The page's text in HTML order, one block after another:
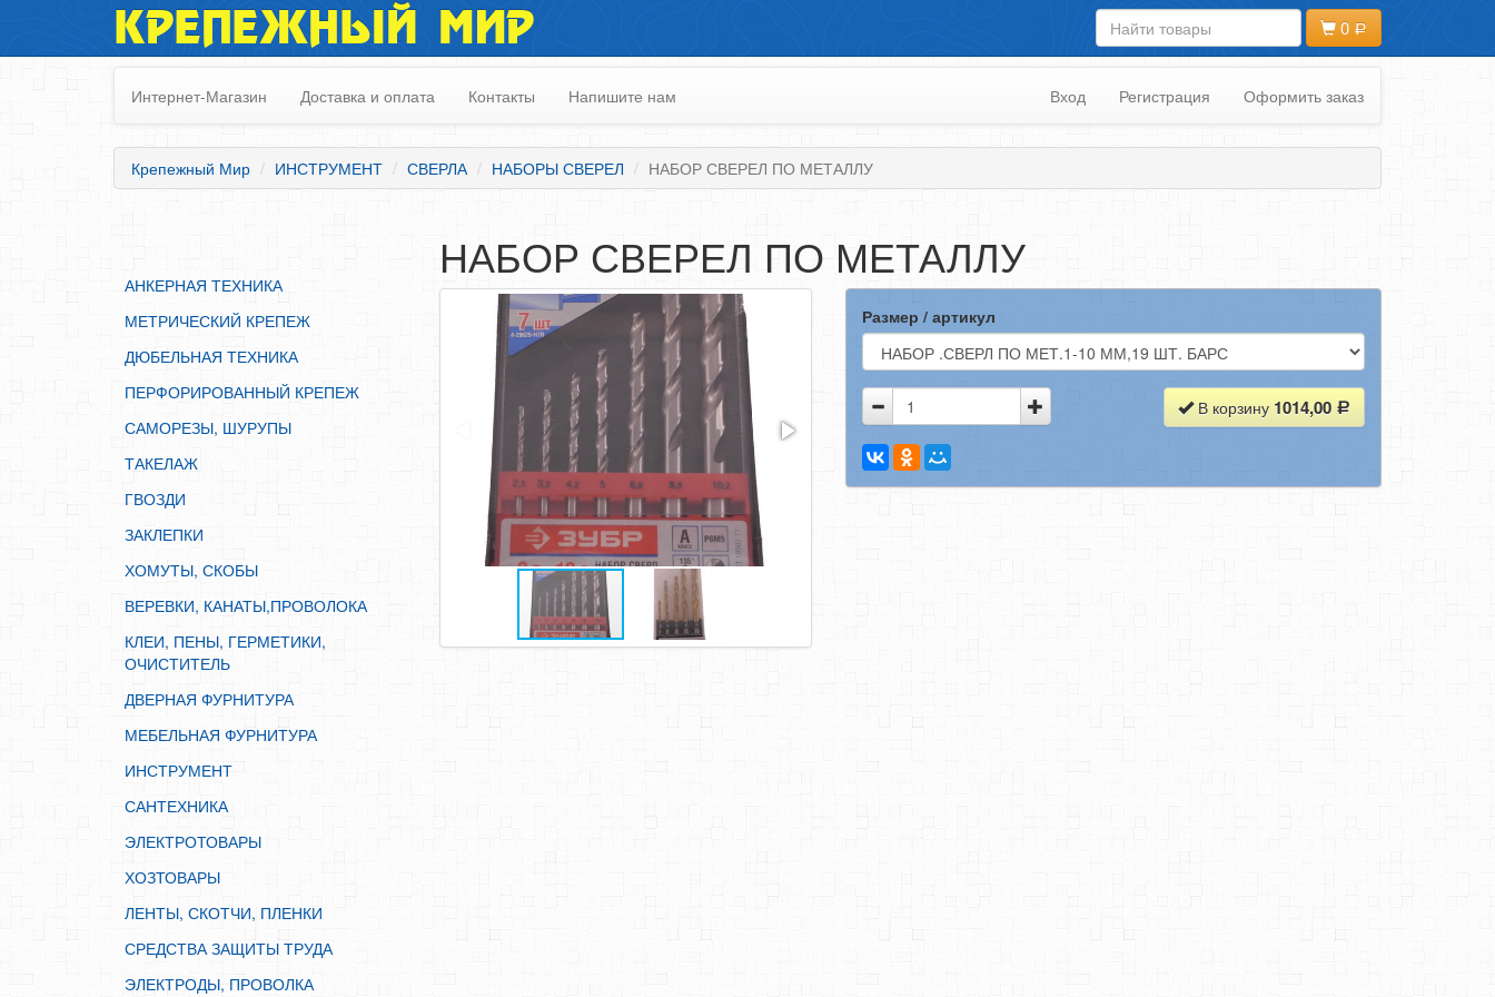
АНКЕРНАЯ ТЕХНИКА
МЕТРИЧЕСКИЙ КРЕПЕЖ
ДЮБЕЛЬНАЯ ТЕХНИКА
ПЕРФОРИРОВАННЫЙ КРЕПЕЖ
САМОРЕЗЫ, ШУРУПЫ
ЗАКЛЕПКИ
ХОМУТЫ, СКОБЫ
ВЕРЕВКИ, КАНАТЫ,ПРОВОЛОКА
КЛЕИ, ПЕНЫ, ГЕРМЕТИКИ, ОЧИСТИТЕЛЬ
ДВЕРНАЯ ФУРНИТУРА
МЕБЕЛЬНАЯ ФУРНИТУРА
ИНСТРУМЕНТ
САНТЕХНИКА
ЭЛЕКТРОТОВАРЫ
ХОЗТОВАРЫ
ЛЕНТЫ, СКОТЧИ, ПЛЕНКИ
СРЕДСТВА ЗАЩИТЫ ТРУДА
ЭЛЕКТРОДЫ, ПРОВОЛКА
КРЕПЕЖНЫЙ МИР 0
Интернет-Магазин Доставка и оплата Контакты Напишите нам Вход Регистрация Оформить заказ
Крепежный Мир ИНСТРУМЕНТ СВЕРЛА НАБОРЫ СВЕРЕЛ НАБОР СВЕРЕЛ ПО МЕТАЛЛУ
АНКЕРНАЯ ТЕХНИКА
МЕТРИЧЕСКИЙ КРЕПЕЖ
ДЮБЕЛЬНАЯ ТЕХНИКА
ПЕРФОРИРОВАННЫЙ КРЕПЕЖ
САМОРЕЗЫ, ШУРУПЫ
ТАКЕЛАЖ
ГВОЗДИ
ЗАКЛЕПКИ
ХОМУТЫ, СКОБЫ
ВЕРЕВКИ, КАНАТЫ,ПРОВОЛОКА
КЛЕИ, ПЕНЫ, ГЕРМЕТИКИ,
ОЧИСТИТЕЛЬ
ДВЕРНАЯ ФУРНИТУРА
МЕБЕЛЬНАЯ ФУРНИТУРА
ИНСТРУМЕНТ
САНТЕХНИКА
ЭЛЕКТРОТОВАРЫ
ХОЗТОВАРЫ
ЛЕНТЫ, СКОТЧИ, ПЛЕНКИ
СРЕДСТВА ЗАЩИТЫ ТРУДА
ЭЛЕКТРОДЫ, ПРОВОЛКА
НАБОР СВЕРЕЛ ПО МЕТАЛЛУ
Размер / артикул
В корзину 1014,00